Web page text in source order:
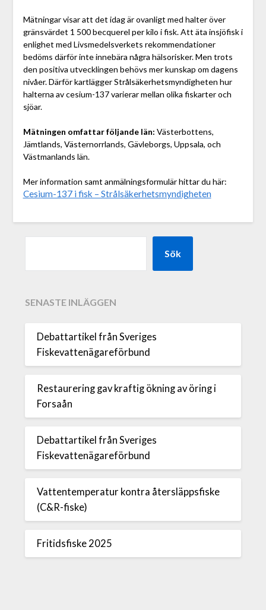
Mätningar visar att det idag är ovanligt med halter över
gränsvärdet 1 500 becquerel per kilo i fisk. Att äta insjöfisk i
enlighet med Livsmedelsverkets rekommendationer
bedöms därför inte innebära några hälsorisker. Men trots
den positiva utvecklingen behövs mer kunskap om dagens
nivåer. Därför kartlägger Strålsäkerhetsmyndigheten hur
halterna av cesium-137 varierar mellan olika fiskarter och
sjöar.
Mätningen omfattar följande län: Västerbottens,
Jämtlands, Västernorrlands, Gävleborgs, Uppsala, och
Västmanlands län.
Mer information samt anmälningsformulär hittar du här:
Cesium-137 i fisk – Strålsäkerhetsmyndigheten
Sök
SENASTE INLÄGGEN
Debattartikel från Sveriges
Fiskevattenägareförbund
Restaurering gav kraftig ökning av öring i
Forsaån
Debattartikel från Sveriges
Fiskevattenägareförbund
Vattentemperatur kontra återsläppsfiske
(C&R-fiske)
Fritidsfiske 2025